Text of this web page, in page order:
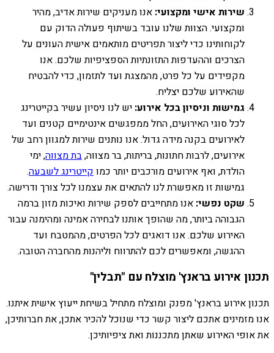
שירות אישי ומקצועי: אנו מעניקים שירות אדיב, מהיר
ומקצועי. הצוות שלנו עובד בשיתוף פעולה הדוק עם
לקוחותינו כדי ליצור תפריטים מותאמים אישית העונים על
הצרכים וההעדפות התזונתיות הספציפיות שלכם. אנו
מקפידים על כל פרט, מהמצגת ועד לתזמון, כדי להבטיח
שהאירוע שלכם יצליח.
גמישות וניסיון בכל אירוע: יש לנו ניסיון עשיר בקייטרינג
לכל סוגי האירועים, החל ממפגשים אינטימיים קטנים ועד
לאירועים בקנה מידה גדול. אנו נותנים שירות למגוון רחב של
אירועים, לרבות חתונות, בריתות, בר מצווה,בת מצווה, ימי
הולדת, ואף אירועים מורכבים יותר כמו קייטרינג לשבעה.
גמישות זו מאפשרת לנו להתאים את עצמנו לכל צורך ודרישה.
שקט נפשי: אנו מתחייבים לספק שירות ואיכות מזון ברמה
הגבוהה ביותר, מה שהופך אותנו לבחירה אמינה ומהימנה עבור
האירוע שלכם. אנו דואגים לכל הפרטים, מהמטבח ועד
ההגשה, ומאפשרים לכם להתרווח וליהנות מהחברה הטובה.
תכנון אירוע בראנץ' מוצלח עם "תבלין"
תכנון אירוע בראנץ' מפנק ומוצלח מתחיל בשיחת ייעוץ אישית איתנו.
אנו מזמינים אתכם ליצור קשר כדי שנוכל להכיר אתכן, את חברותיכן,
את אופי האירוע שאתן מתכננות ואת ציפיותיכן.